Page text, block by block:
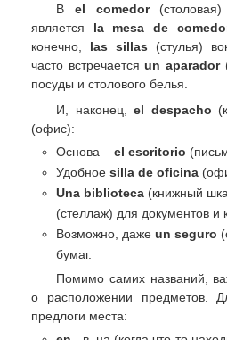
В el comedor(столовая)
является la mesa de
конечно, las sillas (стулья)
часто встречаетсяun aparador
посуды и столового белья.
И, наконец,el despacho
(офис):
Основа – el escritorio
Удобное silla de oficina
Una biblioteca (книжный
(стеллаж) для документов и
Возможно, даже un seguro
бумаг.
Помимо самих названий,
о расположении предметов.
предлоги места: